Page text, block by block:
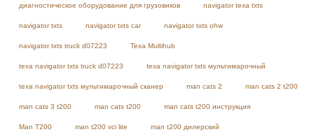
диагностическое оборудование для грузовиков navigator texa txts
navigator txts navigator txts car navigator txts ohw
navigator txts truck d07223 Texa Multihub
texa navigator txts truck d07223 texa navigator txts мультимарочный
texa navigator txts мультимарочный сканер man cats 2 man cats 2 t200
man cats 3 t200 man cats t200 man cats t200 инструкция
Man T200 man t200 vci lite man t200 дилерский